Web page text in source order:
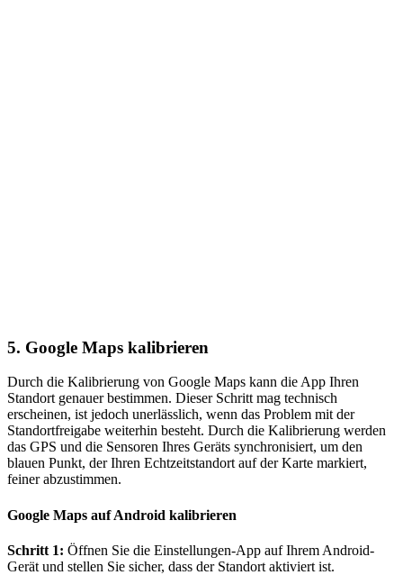
5. Google Maps kalibrieren
Durch die Kalibrierung von Google Maps kann die App Ihren
Standort genauer bestimmen. Dieser Schritt mag technisch
erscheinen, ist jedoch unerlässlich, wenn das Problem mit der
Standortfreigabe weiterhin besteht. Durch die Kalibrierung werden
das GPS und die Sensoren Ihres Geräts synchronisiert, um den
blauen Punkt, der Ihren Echtzeitstandort auf der Karte markiert,
feiner abzustimmen.
Google Maps auf Android kalibrieren
Schritt 1: Öffnen Sie die Einstellungen-App auf Ihrem Android-
Gerät und stellen Sie sicher, dass der Standort aktiviert ist.